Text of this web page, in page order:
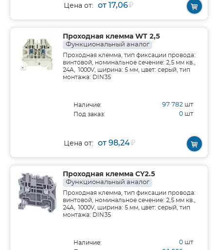
Цена от: от 17,06₽
Проходная клемма WT 2,5
Функциональный аналог
Проходная клемма, тип фиксации провода:
винтовой, номинальное сечение: 2,5 мм кв.,
24A, 1000V, ширина: 5 мм, цвет: серый, тип
монтажа: DIN35
Наличие: 97 782 шт
Под заказ: 0 шт
Цена от: от 98,24₽
Проходная клемма CY2.5
Функциональный аналог
Проходная клемма, тип фиксации провода:
винтовой, номинальное сечение: 2,5 мм кв.,
24A, 1000V, ширина: 5 мм, цвет: серый, тип
монтажа: DIN35
Наличие: 0 шт